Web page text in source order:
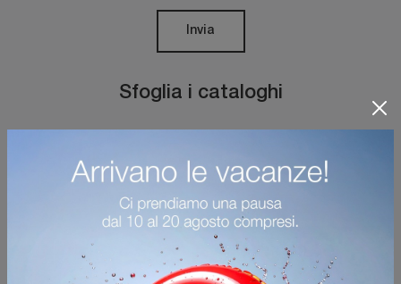
Sfoglia i cataloghi
Invia